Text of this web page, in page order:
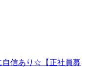
自信あり☆【正社員募